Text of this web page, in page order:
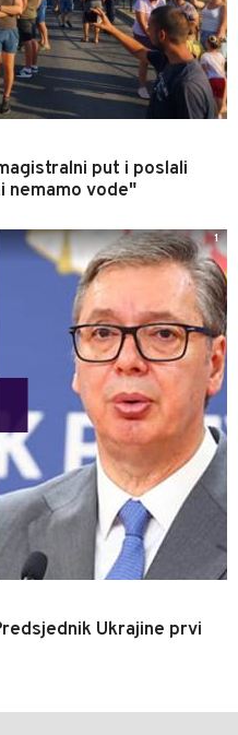
put i poslali
nemamo vode"
Ukrajine prvi
1